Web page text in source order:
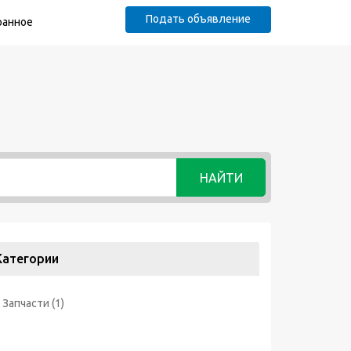
Подать объявление
НАЙТИ
Запчасти (1)